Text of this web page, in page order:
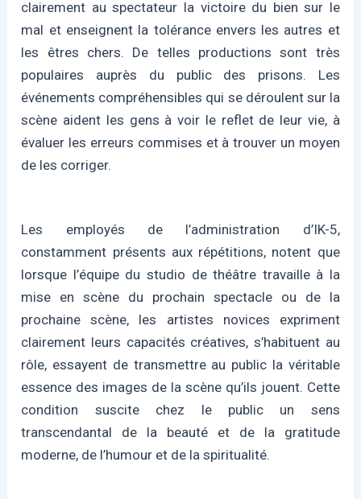
clairement au spectateur la victoire du bien sur le
mal et enseignent la tolérance envers les autres et
les êtres chers. De telles productions sont très
populaires auprès du public des prisons. Les
événements compréhensibles qui se déroulent sur la
scène aident les gens à voir le reflet de leur vie, à
évaluer les erreurs commises et à trouver un moyen
de les corriger.
Les employés de l’administration d’IK-5,
constamment présents aux répétitions, notent que
lorsque l’équipe du studio de théâtre travaille à la
mise en scène du prochain spectacle ou de la
prochaine scène, les artistes novices expriment
clairement leurs capacités créatives, s’habituent au
rôle, essayent de transmettre au public la véritable
essence des images de la scène qu’ils jouent. Cette
condition suscite chez le public un sens
transcendantal de la beauté et de la gratitude
moderne, de l’humour et de la spiritualité.